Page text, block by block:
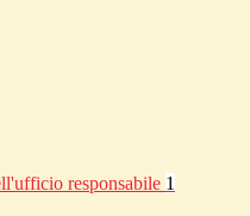
responsabile 1